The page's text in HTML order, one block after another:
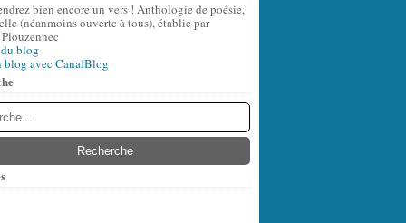
bien encore un vers ! Anthologie de poésie,
(néanmoins ouverte à tous), établie par
blog
blog avec CanalBlog